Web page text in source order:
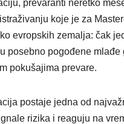
prevaranti neretko
koje je za
evropskih zemalja: čak
posebno pogođene
pokušajima prevare.
postaje jedna od
rizika i reaguju na